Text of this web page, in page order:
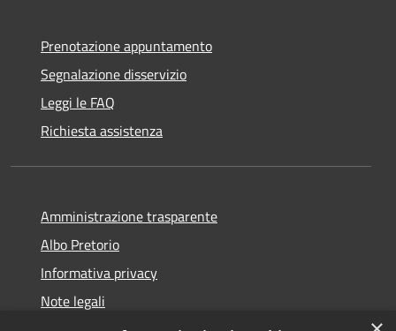
Prenotazione appuntamento
Segnalazione disservizio
Leggi le FAQ
Richiesta assistenza
Amministrazione trasparente
Albo Pretorio
Informativa privacy
Note legali